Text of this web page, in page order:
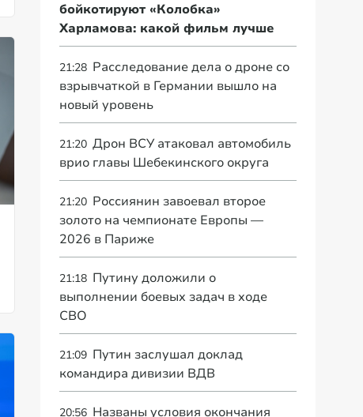
бойкотируют «Колобка»
Харламова: какой фильм лучше
21:28 Расследование дела о дроне со
взрывчаткой в Германии вышло на
новый уровень
21:20 Дрон ВСУ атаковал автомобиль
врио главы Шебекинского округа
21:20 Россиянин завоевал второе
золото на чемпионате Европы —
2026 в Париже
21:18 Путину доложили о
выполнении боевых задач в ходе
СВО
21:09 Путин заслушал доклад
командира дивизии ВДВ
20:56 Названы условия окончания